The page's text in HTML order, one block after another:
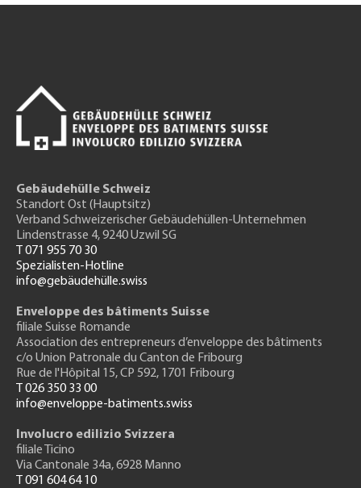
Gebäudehülle Schweiz
Standort Ost (Hauptsitz)
Verband Schweizerischer Gebäudehüllen-Unternehmen
Lindenstrasse 4, 9240 Uzwil SG
T 071 955 70 30
Spezialisten-Hotline
info@gebäudehülle.swiss
Enveloppe des bâtiments Suisse
filiale Suisse Romande
Association des entrepreneurs d’enveloppe des bâtiments
c/o Union Patronale du Canton de Fribourg
Rue de l'Hôpital 15, CP 592, 1701 Fribourg
T 026 350 33 00
info@enveloppe-batiments.swiss
Involucro edilizio Svizzera
filiale Ticino
Via Cantonale 34a, 6928 Manno
T 091 604 64 10